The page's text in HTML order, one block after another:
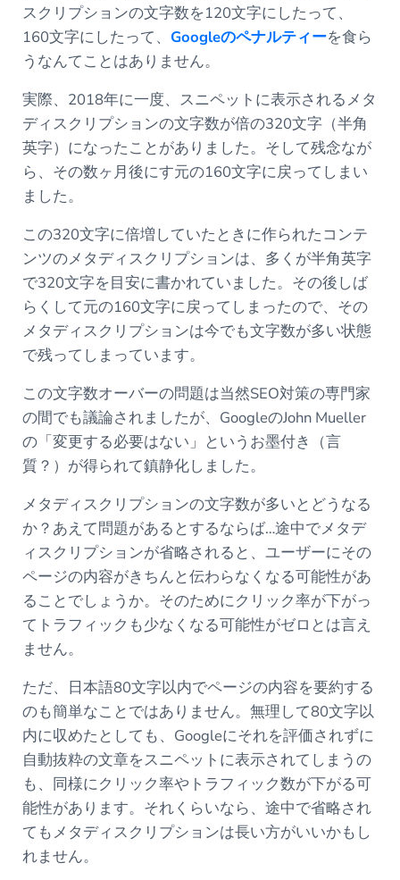
スクリプションの文字数を120文字にしたって、
160文字にしたって、 Googleのペナルティーを食ら
うなんてことはありません。
実際、2018年に一度、スニペットに表示されるメタ
ディスクリプションの文字数が倍の320文字（半角
英字）になったことがありました。そして残念なが
ら、その数ヶ月後にす元の160文字に戻ってしまい
ました。
この320文字に倍増していたときに作られたコンテ
ンツのメタディスクリプションは、多くが半角英字
で320文字を目安に書かれていました。その後しば
らくして元の160文字に戻ってしまったので、その
メタディスクリプションは今でも文字数が多い状態
で残ってしまっています。
この文字数オーバーの問題は当然SEO対策の専門家
の間でも議論されましたが、GoogleのJohn Mueller
の「変更する必要はない」というお墨付き（言
質？）が得られて鎮静化しました。
メタディスクリプションの文字数が多いとどうなる
か？あえて問題があるとするならば…途中でメタデ
ィスクリプションが省略されると、ユーザーにその
ページの内容がきちんと伝わらなくなる可能性があ
ることでしょうか。そのためにクリック率が下がっ
てトラフィックも少なくなる可能性がゼロとは言え
ません。
ただ、日本語80文字以内でページの内容を要約する
のも簡単なことではありません。無理して80文字以
内に収めたとしても、Googleにそれを評価されずに
自動抜粋の文章をスニペットに表示されてしまうの
も、同様にクリック率やトラフィック数が下がる可
能性があります。それくらいなら、途中で省略され
てもメタディスクリプションは長い方がいいかもし
れません。